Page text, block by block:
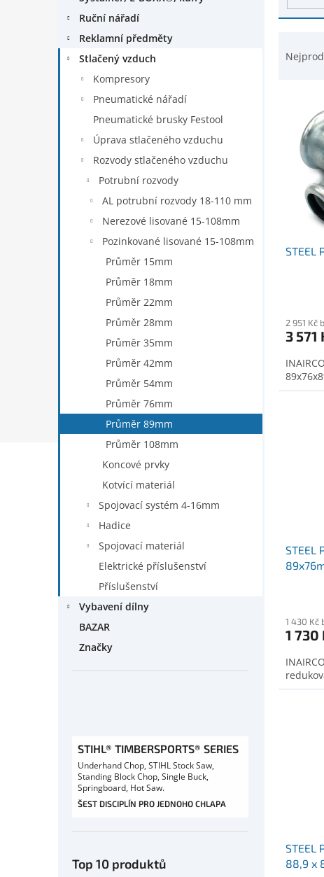
Ruční nářadí
Reklamní předměty
Stlačený vzduch
Kompresory
Pneumatické nářadí
Pneumatické brusky Festool
Úprava stlačeného vzduchu
Rozvody stlačeného vzduchu
Potrubní rozvody
AL potrubní rozvody 18-110 mm
Nerezové lisované 15-108mm
Pozinkované lisované 15-108mm
Průměr 15mm
Průměr 18mm
Průměr 22mm
Průměr 28mm
Průměr 35mm
Průměr 42mm
Průměr 54mm
Průměr 76mm
Průměr 89mm
Průměr 108mm
Koncové prvky
Kotvící materiál
Spojovací systém 4-16mm
Hadice
Spojovací materiál
Elektrické příslušenství
Příslušenství
Vybavení dílny
BAZAR
Značky
STIHL® TIMBERSPORTS® SERIES
Underhand Chop, STIHL Stock Saw,
Standing Block Chop, Single Buck,
Springboard, Hot Saw.
ŠEST DISCIPLÍN PRO JEDNOHO CHLAPA
Top 10 produktů
u
STEEL
2 951 Kč
3 571
STEEL
1 430 Kč
1 730
STEEL
88,9 x